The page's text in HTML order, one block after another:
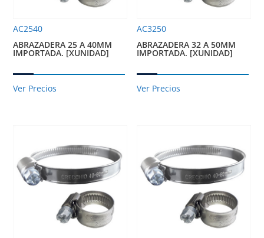
AC2540
ABRAZADERA 25 A 40MM
IMPORTADA. [XUNIDAD]
Ver Precios
AC3250
ABRAZADERA 32 A 50MM
IMPORTADA. [XUNIDAD]
Ver Precios